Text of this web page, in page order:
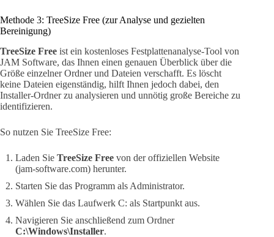
Methode 3: TreeSize Free (zur Analyse und gezielten
Bereinigung)
TreeSize Free ist ein kostenloses Festplattenanalyse-Tool von
JAM Software, das Ihnen einen genauen Überblick über die
Größe einzelner Ordner und Dateien verschafft. Es löscht
keine Dateien eigenständig, hilft Ihnen jedoch dabei, den
Installer-Ordner zu analysieren und unnötig große Bereiche zu
identifizieren.
So nutzen Sie TreeSize Free:
Laden Sie TreeSize Free von der offiziellen Website
(jam-software.com) herunter.
Starten Sie das Programm als Administrator.
Wählen Sie das Laufwerk C: als Startpunkt aus.
Navigieren Sie anschließend zum Ordner
C:\Windows\Installer.